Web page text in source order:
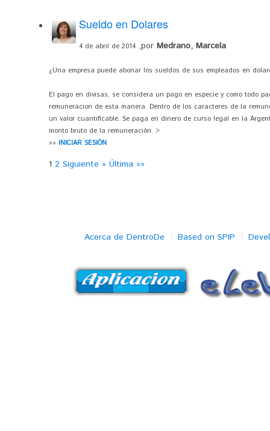
Sueldo en Dolares
4 de abril de 2014 ,por Medrano, Marcela
¿Una empresa puede abonar los sueldos de sus empleados en
El pago en divisas, se considera un pago en especie y como todo
remuneracion de esta manera. Dentro de los caracteres de la
un valor cuantificable. Se paga en dinero de curso legal en la
monto bruto de la remuneración. >
»» INICIAR SESIÓN
1 2 Siguiente » Última »»
Acerca de DentroDe Based on SPIP